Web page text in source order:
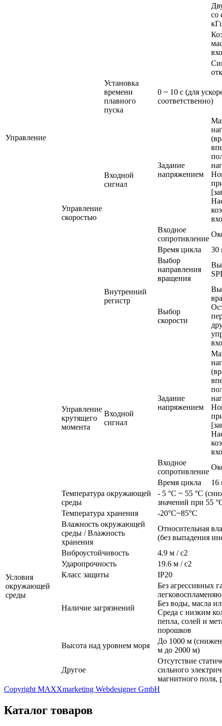
Управление
со
Управление
скоростью
Установка
времени
плавного
пуска
0 ~ 10 с (для
соответственно)
Входной
сигнал
Задание
напряжением
Входное
сопротивление
Внутренний
регистр
Время цикла
30
Выбор
направления
вращения
Выбор
скорости
Управление
крутящего
момента
Входной
сигнал
Задание
напряжением
Входное
сопротивление
Время цикла
16
Условия
окружающей
среды
Температура окружающей
среды
- 5 °C ~ 55 °C
значений при 55
Температура хранения
-20°C~85°C
Влажность окружающей
среды / Влажность
хранения
Относительная
(без выпадения
Виброустойчивость
4.9 м / с2
Ударопрочность
19.6 м / с2
Класс защиты
IP20
Наличие загрязнений
Без агрессивных
Без воды, масла
Среда с низким
пепла, солей и
порошков
Высота над уровнем моря
До 1000 м
м до 2000 м)
Другое
Отсутствие
сильного
магнитного поля,
Copyright MAXXmarketing Webdesigner GmbH
Каталог товаров